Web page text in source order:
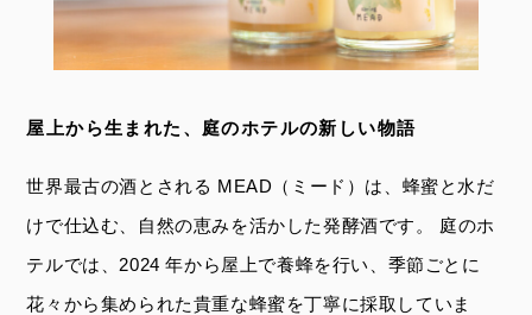
屋上から生まれた、庭のホテルの新しい物語
世界最古の酒とされる MEAD（ミード）は、蜂蜜と水だ
けで仕込む、自然の恵みを活かした発酵酒です。 庭のホ
テルでは、2024 年から屋上で養蜂を行い、季節ごとに
花々から集められた貴重な蜂蜜を丁寧に採取していま